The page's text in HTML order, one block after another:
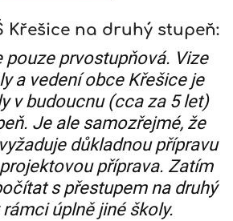
Křešice na druhý stupeň:
pouze prvostupňová. Vize
a vedení obce Křešice je
v budoucnu (cca za 5 let)
Je ale samozřejmé, že
důkladnou přípravu
příprava. Zatím
s přestupem na druhý
úplně jiné školy.